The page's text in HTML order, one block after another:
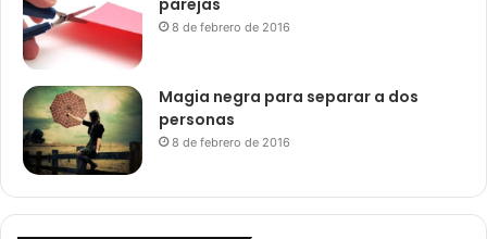
8 de febrero de 2016
Magia negra para separar a dos
personas
8 de febrero de 2016